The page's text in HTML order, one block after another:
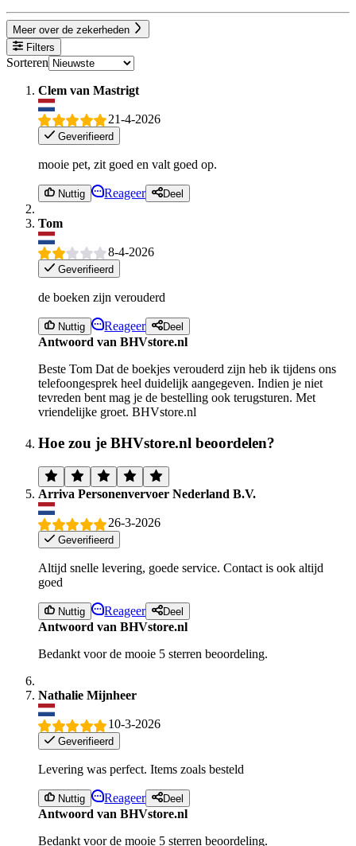
Meer over de zekerheden
Filters
Sorteren
Clem van Mastrigt
21-4-2026
Geverifieerd
mooie pet, zit goed en valt goed op.
Nuttig Reageer Deel
Tom
8-4-2026
Geverifieerd
de boeken zijn verouderd
Nuttig Reageer Deel
Antwoord van BHVstore.nl
Beste Tom Dat de boekjes verouderd zijn heb ik tijdens ons
telefoongesprek heel duidelijk aangegeven. Indien je niet
tevreden bent mag je de bestelling ook terugsturen. Met
vriendelijke groet. BHVstore.nl
Hoe zou je BHVstore.nl beoordelen?
Arriva Personenvervoer Nederland B.V.
26-3-2026
Geverifieerd
Altijd snelle levering, goede service. Contact is ook altijd
goed
Nuttig Reageer Deel
Antwoord van BHVstore.nl
Bedankt voor de mooie 5 sterren beoordeling.
Nathalie Mijnheer
10-3-2026
Geverifieerd
Levering was perfect. Items zoals besteld
Nuttig Reageer Deel
Antwoord van BHVstore.nl
Bedankt voor de mooie 5 sterren beoordeling.